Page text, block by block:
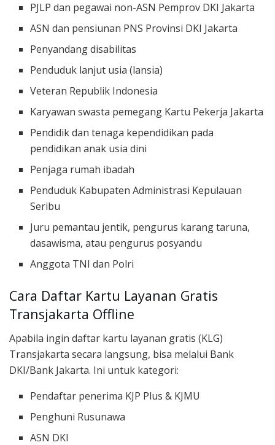
PJLP dan pegawai non-ASN Pemprov DKI Jakarta
ASN dan pensiunan PNS Provinsi DKI Jakarta
Penyandang disabilitas
Penduduk lanjut usia (lansia)
Veteran Republik Indonesia
Karyawan swasta pemegang Kartu Pekerja Jakarta
Pendidik dan tenaga kependidikan pada
pendidikan anak usia dini
Penjaga rumah ibadah
Penduduk Kabupaten Administrasi Kepulauan
Seribu
Juru pemantau jentik, pengurus karang taruna,
dasawisma, atau pengurus posyandu
Anggota TNI dan Polri
Cara Daftar Kartu Layanan Gratis
Transjakarta Offline
Apabila ingin daftar kartu layanan gratis (KLG)
Transjakarta secara langsung, bisa melalui Bank
DKI/Bank Jakarta. Ini untuk kategori:
Pendaftar penerima KJP Plus & KJMU
Penghuni Rusunawa
ASN DKI